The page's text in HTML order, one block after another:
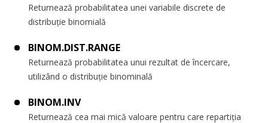
Returnează probabilitatea unei variabile discrete de
distribuție binomială
BINOM.DIST.RANGE
Returnează probabilitatea unui rezultat de încercare,
utilizând o distribuție binominală
BINOM.INV
Returnează cea mai mică valoare pentru care repartiția